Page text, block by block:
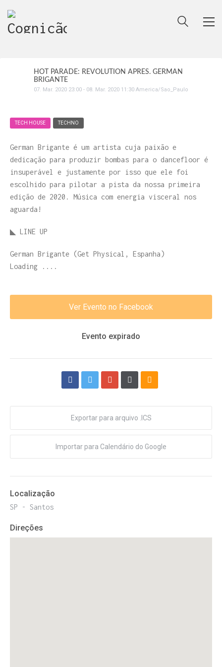
HOT PARADE: REVOLUTION APRES. GERMAN
BRIGANTE
07. Mar. 2020 23:00 - 08. Mar. 2020 11:30 America/Sao_Paulo
TECH HOUSE TECHNO
German Brigante é um artista cuja paixão e
dedicação para produzir bombas para o dancefloor é
insuperável e justamente por isso que ele foi
escolhido para pilotar a pista da nossa primeira
edição de 2020. Música com energia visceral nos
aguarda!
◣ LINE UP
German Brigante (Get Physical, Espanha)
Loading ....
Ver Evento no Facebook
Evento expirado
Exportar para arquivo .ICS
Importar para Calendário do Google
Localização
SP - Santos
Direções